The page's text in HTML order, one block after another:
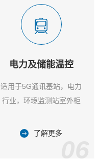
电力及储能温控
适用于5G通讯基站，电力
行业，环境监测站室外柜
了解更多